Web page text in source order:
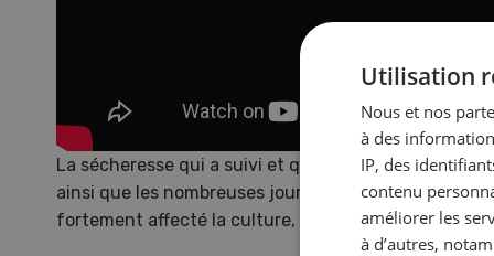
La sécheresse qui a suivi et qui a duré très
ainsi que les nombreuses journées où les
fortement affecté la culture, en particulier en
Utilisation
Nous et nos
à des
IP, des
contenu
améliorer les
à d’autres,